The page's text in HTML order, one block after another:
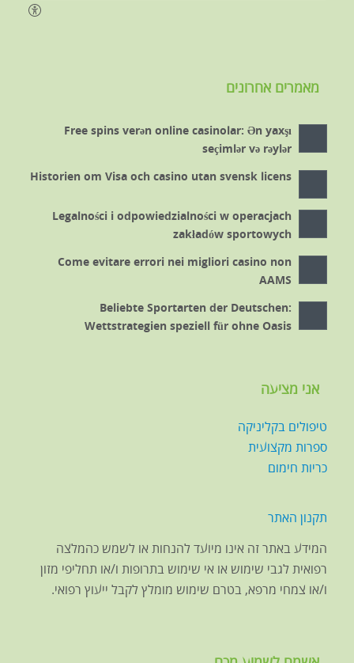
מאמרים אחרונים
Free spins verən online casinolar: Ən yaxşı
seçimlər və rəylər
Historien om Visa och casino utan svensk licens
Legalności i odpowiedzialności w operacjach
zakładów sportowych
Come evitare errori nei migliori casino non
AAMS
Beliebte Sportarten der Deutschen:
Wettstrategien speziell für ohne Oasis
אני מציעה
טיפולים בקליניקה
ספרות מקצועית
כריות חימום
תקנון האתר
המידע באתר זה אינו מיועד להנחות או לשמש כהמלצה
רפואית לגבי שימוש או אי שימוש בתרופות ו/או תחליפי מזון
ו/או צמחי מרפא, בטרם שימוש מומלץ לקבל ייעוץ רפואי.